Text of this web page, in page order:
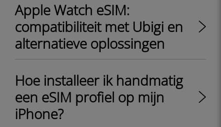
Apple Watch eSIM:
compatibiliteit met Ubigi en
alternatieve oplossingen
Hoe installeer ik handmatig
een eSIM profiel op mijn
iPhone?